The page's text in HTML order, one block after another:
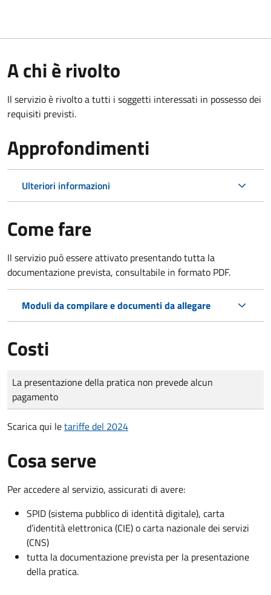
A chi è rivolto
Il servizio è rivolto a tutti i soggetti interessati in possesso dei
requisiti previsti.
Approfondimenti
Ulteriori informazioni
Come fare
Il servizio può essere attivato presentando tutta la
documentazione prevista, consultabile in formato PDF.
Moduli da compilare e documenti da allegare
Costi
Tipo di pagamento
Importo
La presentazione della pratica non prevede alcun
pagamento
Scarica qui letariffe del 2024
Cosa serve
Per accedere al servizio, assicurati di avere:
SPID (sistema pubblico di identità digitale), carta
d’identità elettronica (CIE) o carta nazionale dei servizi
(CNS)
tutta la documentazione prevista per la presentazione
della pratica.